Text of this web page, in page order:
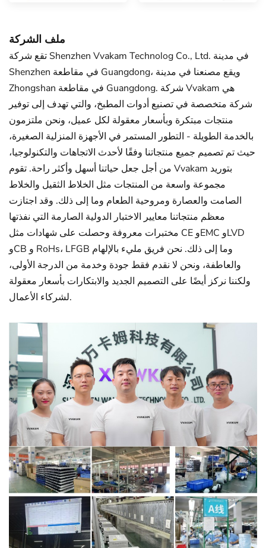
ملف الشركة
تقع شركة Shenzhen Vvakam Technolog Co., Ltd. في مدينة
Shenzhen في مقاطعة Guangdong، ويقع مصنعنا في مدينة
Zhongshan في مقاطعة Guangdong. شركة Vvakam هي
شركة متخصصة في تصنيع أدوات المطبخ، والتي تهدف إلى توفير
منتجات مبتكرة وبأسعار معقولة لكل عميل، ونحن ملتزمون
بالخدمة الطويلة - التطور المستمر في الأجهزة المنزلية الصغيرة،
حيث تم تصميم جميع منتجاتنا وفقًا لأحدث الاتجاهات والتكنولوجيا،
من أجل جعل حياتنا أسهل وأكثر راحة. تقوم Vvakam بتوريد
مجموعة واسعة من المنتجات مثل الخلاط الثقيل والخلاط
الصامت والعصارة ومروحية الطعام وما إلى ذلك. وقد اجتازت
معظم منتجاتنا معايير الاختبار الدولية الصارمة التي نفذتها
مختبرات معروفة وحصلت على شهادات مثل CE وEMC وLVD
وCB و RoHs، LFGB وما إلى ذلك. نحن فريق مليء بالإلهام
والعاطفة، ونحن لا نقدم فقط جودة وخدمة من الدرجة الأولى،
ولكننا نركز أيضًا على التصميم الجديد والابتكارات بأسعار معقولة
لشركاء الأعمال.